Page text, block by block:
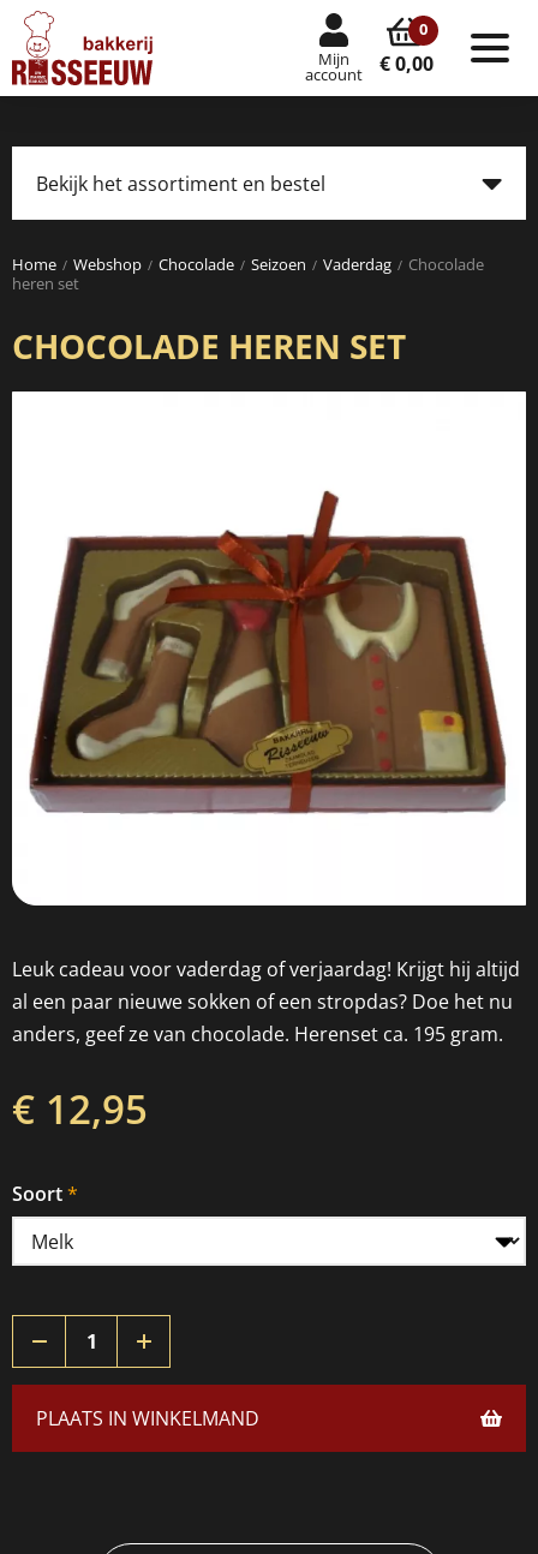
Mijn
account
0
€ 0,00
Bekijk het assortiment en bestel
Home Webshop Chocolade Seizoen Vaderdag
Chocolade
heren set
CHOCOLADE HEREN SET
Leuk cadeau voor vaderdag of verjaardag! Krijgt hij altijd
al een paar nieuwe sokken of een stropdas? Doe het nu
anders, geef ze van chocolade. Herenset ca. 195 gram.
€ 12,95
Soort
PLAATS IN WINKELMAND